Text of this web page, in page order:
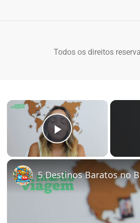
Todos os direitos
×
Play Video
5 Destinos Baratos no